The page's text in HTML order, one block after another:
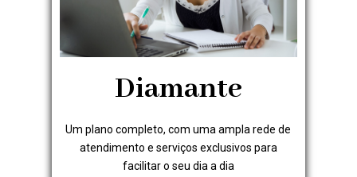
Diamante
Um plano completo, com uma ampla rede de
atendimento e serviços exclusivos para
facilitar o seu dia a dia